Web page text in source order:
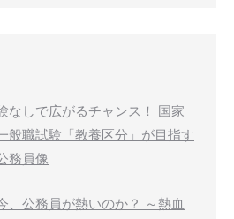
なしで広がるチャンス！ 国家
般職試験「教養区分」が目指す
務員像
、公務員が熱いのか？ ～熱血